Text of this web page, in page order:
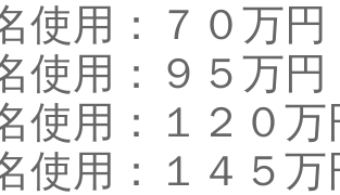
使用：７０万
使用：９５万
使用：１２０
使用：１４５